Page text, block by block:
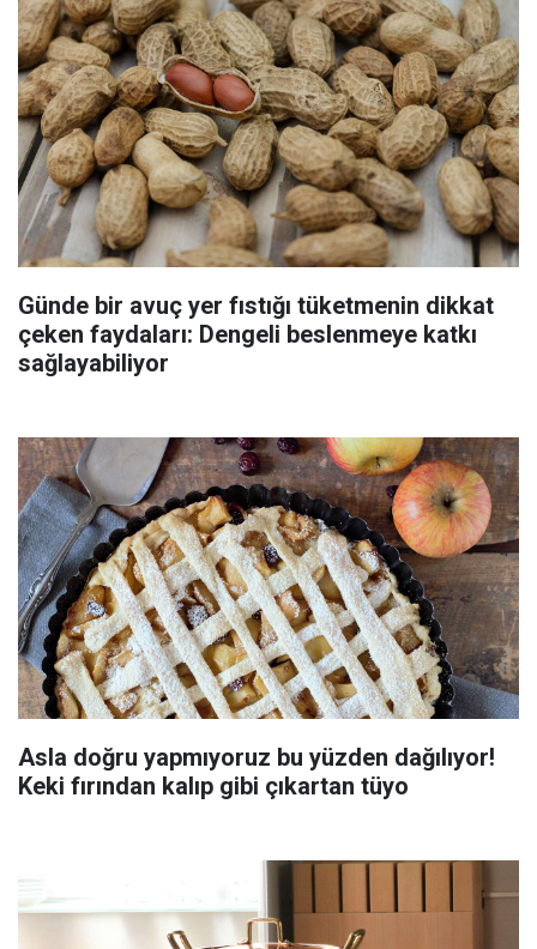
Günde bir avuç yer fıstığı tüketmenin dikkat
çeken faydaları: Dengeli beslenmeye katkı
sağlayabiliyor
Asla doğru yapmıyoruz bu yüzden dağılıyor!
Keki fırından kalıp gibi çıkartan tüyo